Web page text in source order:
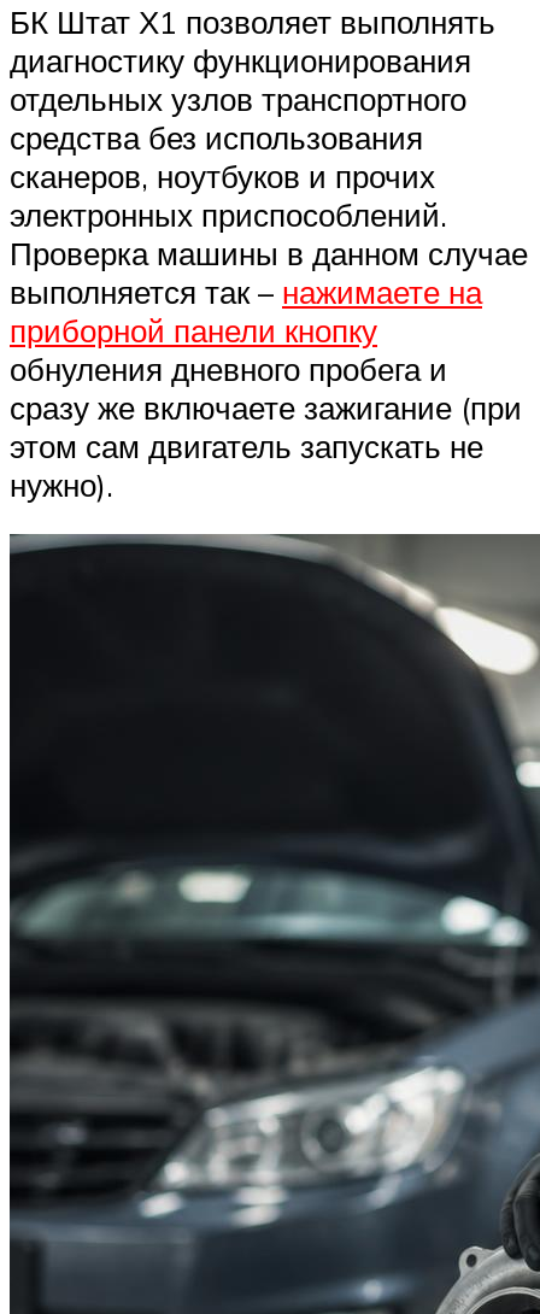
БК Штат Х1 позволяет выполнять
диагностику функционирования
отдельных узлов транспортного
средства без использования
сканеров, ноутбуков и прочих
электронных приспособлений.
Проверка машины в данном случае
выполняется так – нажимаете на
приборной панели кнопку
обнуления дневного пробега и
сразу же включаете зажигание (при
этом сам двигатель запускать не
нужно).